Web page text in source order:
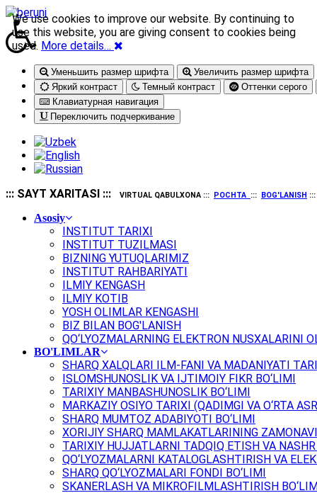
Уменьшить размер шрифта
Увеличить размер шрифта
Яркий контраст
Темный контраст
Оттенки серого
Клавиатурная навигация
Переключить подчеркивание
::: SAYT XARITASI ::: VIRTUAL QABULXONA ::: POCHTA ::: BOG'LANISH
Asosiy
INSTITUT TARIXI
INSTITUT TUZILMASI
BIZNING YUTUQLARIMIZ
INSTITUT RAHBARIYATI
ILMIY KENGASH
ILMIY KOTIB
YOSH OLIMLAR KENGASHI
BIZ BILAN BOG'LANISH
QO‘LYOZMALARNING ELEKTRON NUSXALARINI
BO'LIMLAR
SHARQ XALQLARI ILM-FANI VA MADANIYATI
ISLOMSHUNOSLIK VA IJTIMOIY FIKR BO‘LIMI
TARIXIY MANBASHUNOSLIK BO‘LIMI
MARKAZIY OSIYO TARIXI (QADIMGI VA O‘RTA
SHARQ MUMTOZ ADABIYOTI BO‘LIMI
XORIJIY SHARQ MAMLAKATLARINING
TARIXIY HUJJATLARNI TADQIQ ETISH VA
QO‘LYOZMALARNI KATALOGLASHTIRISH VA
SHARQ QO‘LYOZMALARI FONDI BO‘LIMI
SKANERLASH VA MIKROFILMLASHTIRISH
We use cookies to improve our website. By continuing to
use this website, you are giving consent to cookies being
used. More details…